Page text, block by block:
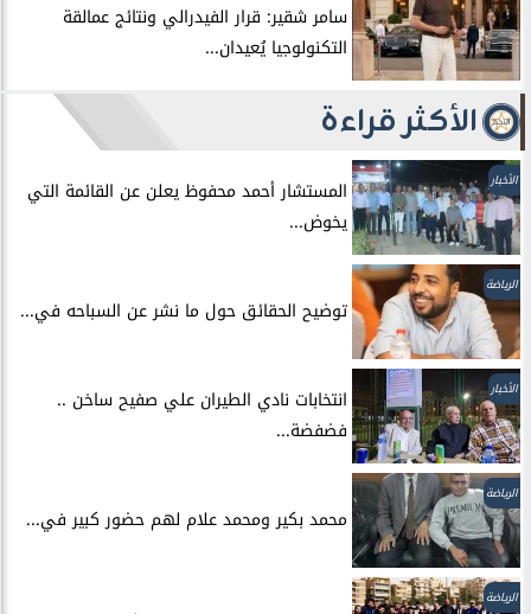
سامر شقير: قرار الفيدرالي ونتائج عمالقة
التكنولوجيا يُعيدان...
الأكثر قراءة
الأخبار
المستشار أحمد محفوظ يعلن عن القائمة التي
يخوض...
الرياضة
توضيح الحقائق حول ما نشر عن السباحه في...
الأخبار
انتخابات نادي الطيران علي صفيح ساخن ..
فضفضة...
الرياضة
محمد بكير ومحمد علام لهم حضور كبير في...
الرياضة